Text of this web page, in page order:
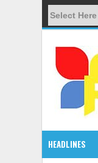
HEADLINES